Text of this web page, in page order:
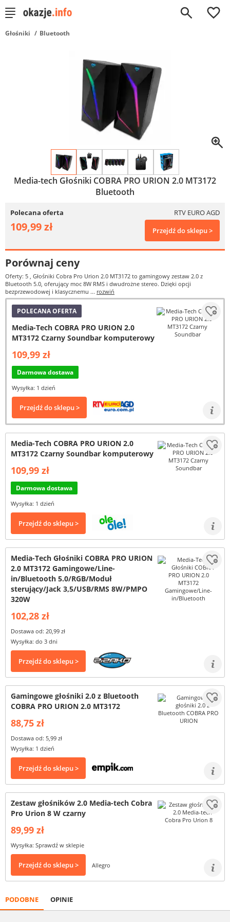
0
Głośniki Bluetooth
Media-tech Głośniki COBRA PRO URION 2.0 MT3172
Bluetooth
Polecana oferta RTV EURO AGD
109,99 zł Przejdź do sklepu >
Porównaj ceny
Oferty: 5 , Głośniki Cobra Pro Urion 2.0 MT3172 to gamingowy zestaw 2.0 z
Bluetooth 5.0, oferujący moc 8W RMS i dwudrożne stereo. Dzięki opcji
bezprzewodowej i klasycznemu ... rozwiń
POLECANA OFERTA
Media-Tech COBRA PRO URION 2.0
MT3172 Czarny Soundbar komputerowy
109,99 zł
Darmowa dostawa
Wysyłka: 1 dzień
Przejdź do sklepu >
Media-Tech COBRA PRO URION 2.0
MT3172 Czarny Soundbar komputerowy
109,99 zł
Darmowa dostawa
Wysyłka: 1 dzień
Przejdź do sklepu >
Media-Tech Głośniki COBRA PRO URION
2.0 MT3172 Gamingowe/Line-
in/Bluetooth 5.0/RGB/Moduł
sterujący/Jack 3,5/USB/RMS 8W/PMPO
320W
102,28 zł
Dostawa od: 20,99 zł
Wysyłka: do 3 dni
Przejdź do sklepu >
Gamingowe głośniki 2.0 z Bluetooth
COBRA PRO URION 2.0 MT3172
88,75 zł
Dostawa od: 5,99 zł
Wysyłka: 1 dzień
Przejdź do sklepu >
Zestaw głośników 2.0 Media-tech Cobra
Pro Urion 8 W czarny
89,99 zł
Wysyłka: Sprawdź w sklepie
Przejdź do sklepu > Allegro
PODOBNE OPINIE